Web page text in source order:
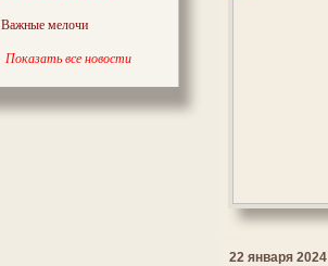
Важные мелочи
Показать все новости
22 января 2024